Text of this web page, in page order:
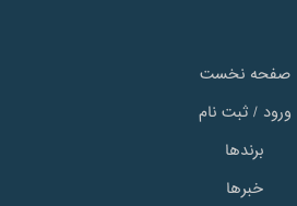
صفحه نخست
ورود / ثبت نام
برندها
خبرها